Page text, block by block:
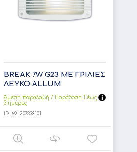
BREAK 7W G23 ΜΕ ΓΡΙΛΙΕΣ
ΛΕΥΚΟ ALLUM
Άμεση παραλαβή / Παράδoση 1 έως
3 ημέρες
ID:69-207338101